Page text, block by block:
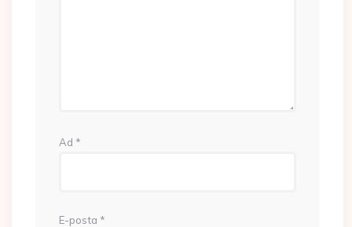
Ad *
E-posta *